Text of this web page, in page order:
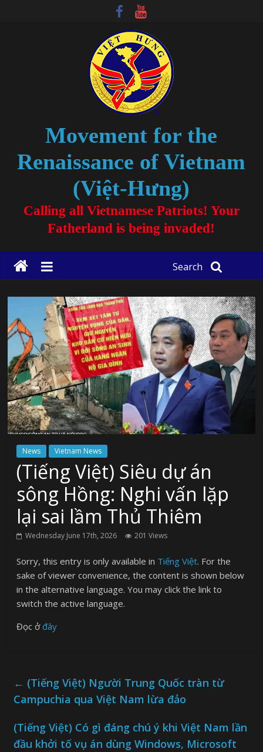
Movement for the
Renaissance of Vietnam
(Việt-Hưng)
Calling all Vietnamese Patriots! Your
Fatherland is being invaded!
Search
News Vietnam News
(Tiếng Việt) Siêu dự án
sông Hồng: Nghi vấn lặp
lại sai lầm Thủ Thiêm
Wednesday June 17th, 2026 201 Views
Sorry, this entry is only available in Tiếng Việt. For the
sake of viewer convenience, the content is shown below
in the alternative language. You may click the link to
switch the active language.
Đọc ởđây
← (Tiếng Việt) Người Trung Quốc tràn từ
Campuchia qua Việt Nam lừa đảo
(Tiếng Việt) Có gì đáng chú ý khi Việt Nam lần
đầu khởi tố vụ án dùng Windows, Microsoft